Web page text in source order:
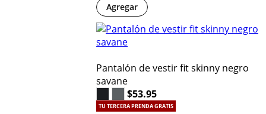
Agregar
Pantalón de vestir fit skinny negro
savane
$53.95
TU TERCERA PRENDA GRATIS